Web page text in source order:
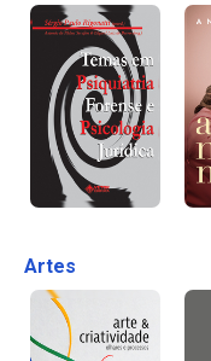
Artes